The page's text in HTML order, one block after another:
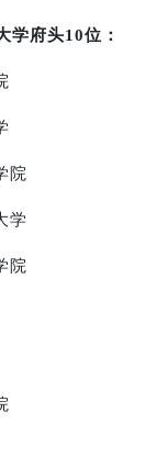
学府头10位：
院
学
院